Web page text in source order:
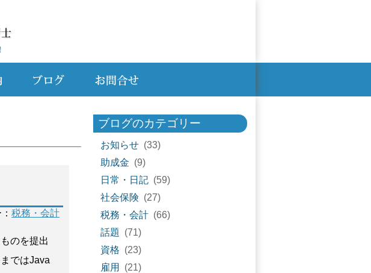
税務・会計
のを提出
ではJava
ブログのカテゴリー
お知らせ (33)
助成金 (9)
日常・日記 (59)
社会保険 (27)
税務・会計 (66)
話題
(71)
資格 (23)
雇用
(21)